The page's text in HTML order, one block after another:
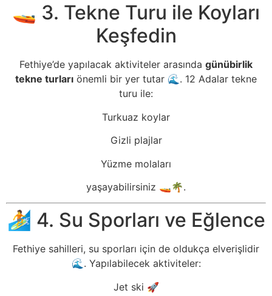
🚤 3. Tekne Turu ile Koyları
Keşfedin
Fethiye’de yapılacak aktiviteler arasında günübirlik
tekne turları önemli bir yer tutar 🌊. 12 Adalar tekne
turu ile:
Turkuaz koylar
Gizli plajlar
Yüzme molaları
yaşayabilirsiniz 🚤🌴.
🏄 4. Su Sporları ve Eğlence
Fethiye sahilleri, su sporları için de oldukça elverişlidir
🌊. Yapılabilecek aktiviteler:
Jet ski 🚀